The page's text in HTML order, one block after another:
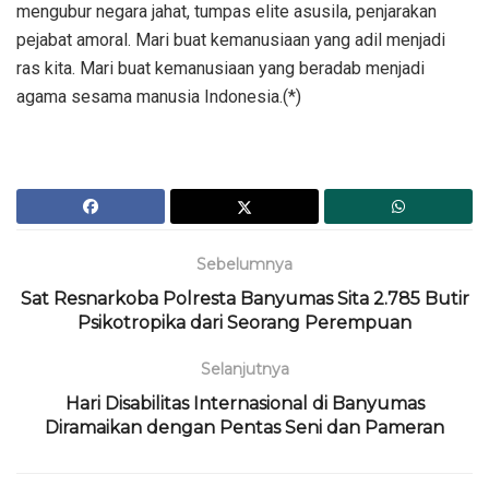
mengubur negara jahat, tumpas elite asusila, penjarakan
pejabat amoral. Mari buat kemanusiaan yang adil menjadi
ras kita. Mari buat kemanusiaan yang beradab menjadi
agama sesama manusia Indonesia.(*)
Sebelumnya
Sat Resnarkoba Polresta Banyumas Sita 2.785 Butir
Psikotropika dari Seorang Perempuan
Selanjutnya
Hari Disabilitas Internasional di Banyumas
Diramaikan dengan Pentas Seni dan Pameran